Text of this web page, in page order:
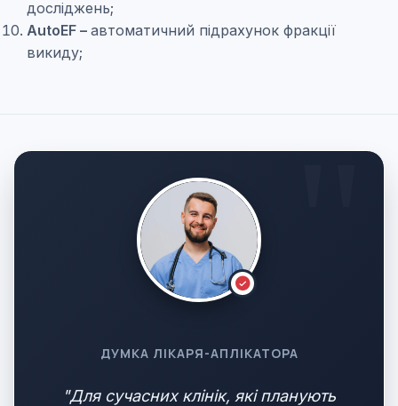
досліджень;
AutoEF – автоматичний підрахунок фракції
викиду;
ДУМКА ЛІКАРЯ-АПЛІКАТОРА
"Для сучасних клінік, які планують